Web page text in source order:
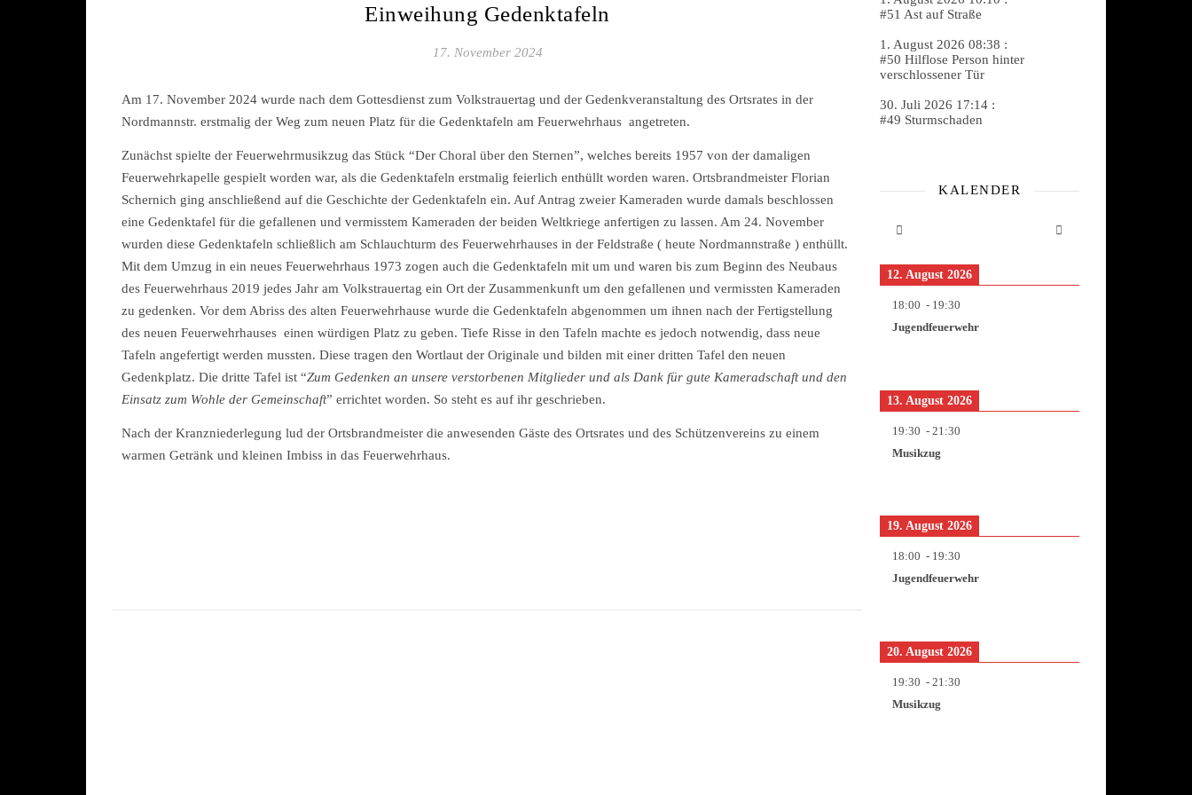
Einweihung Gedenktafeln
17. November 2024
Am 17. November 2024 wurde nach dem Gottesdienst zum Volkstrauertag und der Gedenkveranstaltung des Ortsrates in der
Nordmannstr. erstmalig der Weg zum neuen Platz für die Gedenktafeln am Feuerwehrhaus angetreten.
Zunächst spielte der Feuerwehrmusikzug das Stück “Der Choral über den Sternen”, welches bereits 1957 von der damaligen
Feuerwehrkapelle gespielt worden war, als die Gedenktafeln erstmalig feierlich enthüllt worden waren. Ortsbrandmeister Florian
Schernich ging anschließend auf die Geschichte der Gedenktafeln ein. Auf Antrag zweier Kameraden wurde damals beschlossen
eine Gedenktafel für die gefallenen und vermisstem Kameraden der beiden Weltkriege anfertigen zu lassen. Am 24. November
wurden diese Gedenktafeln schließlich am Schlauchturm des Feuerwehrhauses in der Feldstraße ( heute Nordmannstraße ) enthüllt.
Mit dem Umzug in ein neues Feuerwehrhaus 1973 zogen auch die Gedenktafeln mit um und waren bis zum Beginn des Neubaus
des Feuerwehrhaus 2019 jedes Jahr am Volkstrauertag ein Ort der Zusammenkunft um den gefallenen und vermissten Kameraden
zu gedenken. Vor dem Abriss des alten Feuerwehrhause wurde die Gedenktafeln abgenommen um ihnen nach der Fertigstellung
des neuen Feuerwehrhauses einen würdigen Platz zu geben. Tiefe Risse in den Tafeln machte es jedoch notwendig, dass neue
Tafeln angefertigt werden mussten. Diese tragen den Wortlaut der Originale und bilden mit einer dritten Tafel den neuen
Gedenkplatz. Die dritte Tafel ist “Zum Gedenken an unsere verstorbenen Mitglieder und als Dank für gute Kameradschaft und den
Einsatz zum Wohle der Gemeinschaft” errichtet worden. So steht es auf ihr geschrieben.
Nach der Kranzniederlegung lud der Ortsbrandmeister die anwesenden Gäste des Ortsrates und des Schützenvereins zu einem
warmen Getränk und kleinen Imbiss in das Feuerwehrhaus.
#51 Ast auf Straße
1. August 2026 08:38 :
#50 Hilflose Person hinter
verschlossener Tür
30. Juli 2026 17:14 :
#49 Sturmschaden
KALENDER
12. August 2026
18:00 - 19:30
Jugendfeuerwehr
13. August 2026
19:30 - 21:30
Musikzug
19. August 2026
18:00 - 19:30
Jugendfeuerwehr
20. August 2026
19:30 - 21:30
Musikzug